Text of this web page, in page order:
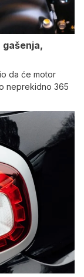
da će motor
neprekidno 365